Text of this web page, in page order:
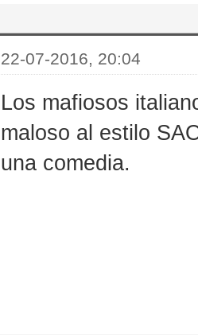
22-07-2016, 20:04
Los mafiosos
maloso al estilo
una comedia.